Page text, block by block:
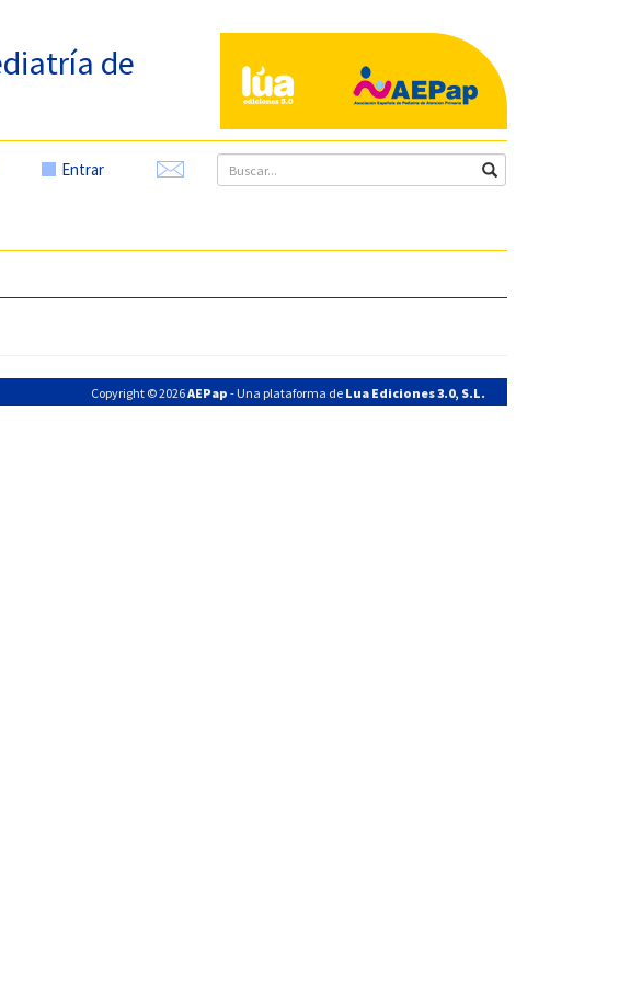
de
Entrar
Copyright © 2026AEPap - Una plataforma de Lua Ediciones 3.0, S.L.